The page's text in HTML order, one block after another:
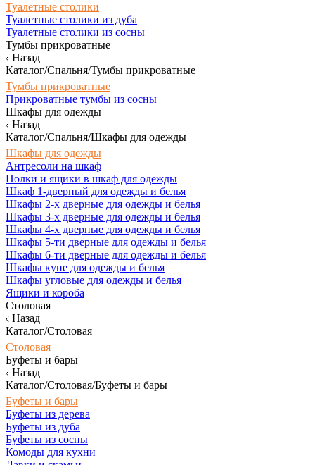
Туалетные столики
Туалетные столики из дуба
Туалетные столики из сосны
Тумбы прикроватные
Назад
Каталог/Спальня/Тумбы прикроватные
Тумбы прикроватные
Прикроватные тумбы из сосны
Шкафы для одежды
Назад
Каталог/Спальня/Шкафы для одежды
Шкафы для одежды
Антресоли на шкаф
Полки и ящики в шкаф для одежды
Шкаф 1-дверный для одежды и белья
Шкафы 2-х дверные для одежды и белья
Шкафы 3-х дверные для одежды и белья
Шкафы 4-х дверные для одежды и белья
Шкафы 5-ти дверные для одежды и белья
Шкафы 6-ти дверные для одежды и белья
Шкафы купе для одежды и белья
Шкафы угловые для одежды и белья
Ящики и короба
Столовая
Назад
Каталог/Столовая
Столовая
Буфеты и бары
Назад
Каталог/Столовая/Буфеты и бары
Буфеты и бары
Буфеты из дерева
Буфеты из дуба
Буфеты из сосны
Комоды для кухни